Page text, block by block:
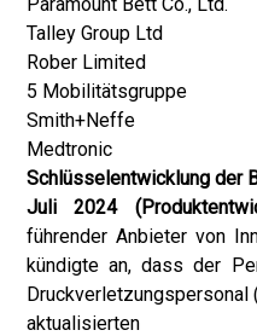
Talley Group Ltd
Rober Limited
5 Mobilitätsgruppe
Smith+Neffe
Medtronic
Schlüsselentwicklung der
Juli 2024
führender Anbieter von
kündigte an, dass der
Druckverletzungspersonal
aktualisierten